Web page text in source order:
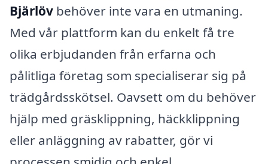
Bjärlöv behöver inte vara en utmaning.
Med vår plattform kan du enkelt få tre
olika erbjudanden från erfarna och
pålitliga företag som specialiserar sig på
trädgårdsskötsel. Oavsett om du behöver
hjälp med gräsklippning, häckklippning
eller anläggning av rabatter, gör vi